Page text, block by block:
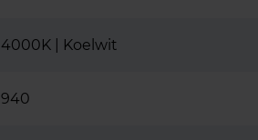
4000K | Koelwit
940